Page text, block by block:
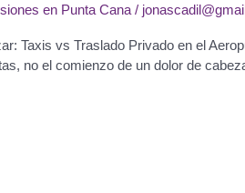
en Punta Cana /
Taxis vs Traslado Privado en el
no el comienzo de un dolor de